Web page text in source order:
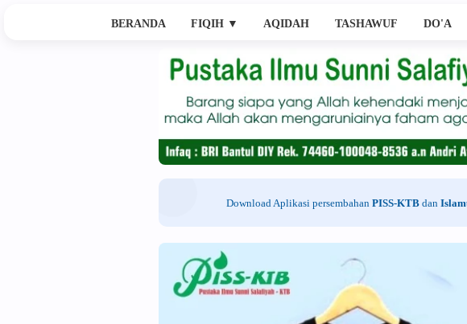
BERANDA FIQIH ▼ AQIDAH TASHAWUF DO'A
Download Aplikasi persembahan PISS-KTBdan